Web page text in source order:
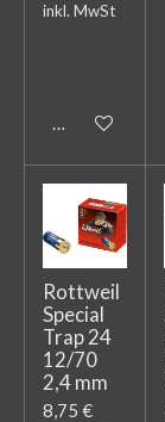
inkl. MwSt
In den
Rottweil
Special
Trap 24
12/70
2,4 mm
8,75 €